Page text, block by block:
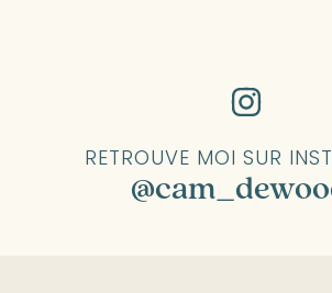
RETROUVE MOI SUR